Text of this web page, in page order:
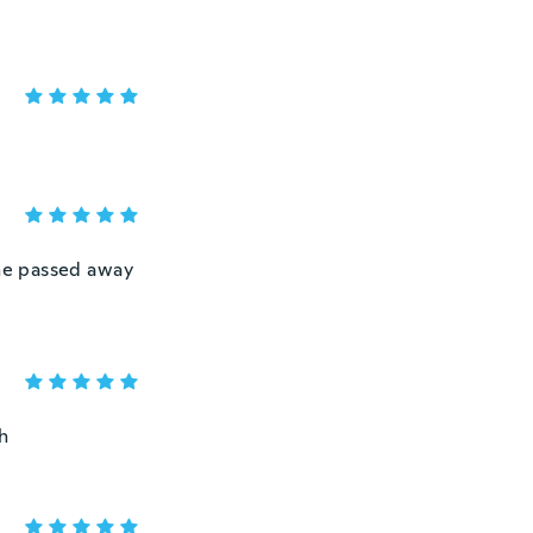
passed away